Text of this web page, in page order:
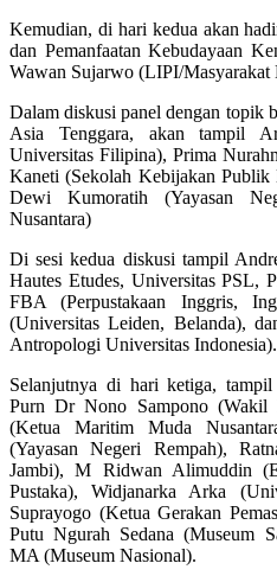
Kemudian, di hari kedua akan
dan Pemanfaatan Kebudayaan
Wawan Sujarwo (LIPI/
Dalam diskusi panel dengan topik
Asia Tenggara, akan tampil
Universitas Filipina), Prima
Kaneti (Sekolah Kebijakan Publik
Dewi Kumoratih (Yayasan
Nusantara)
Di sesi kedua diskusi tampil
Hautes Etudes, Universitas PSL,
FBA (Perpustakaan Inggris,
(Universitas Leiden, Belanda),
Antropologi Universitas Indonesia).
Selanjutnya di hari ketiga,
Purn Dr Nono Sampono
(Ketua Maritim Muda
(Yayasan Negeri Rempah),
Jambi), M Ridwan Alimuddin
Pustaka), Widjanarka Arka
Suprayogo (Ketua Gerakan
Putu Ngurah Sedana (Museum
MA (Museum Nasional).